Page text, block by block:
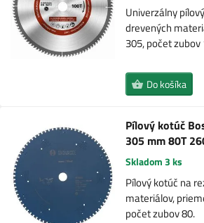
Univerzálny
drevených
305, počet zubov
Do košíka
Pílový kotúč
305 mm 80T
Skladom 3 ks
Pílový kotúč na
materiálov,
počet zubov 80.